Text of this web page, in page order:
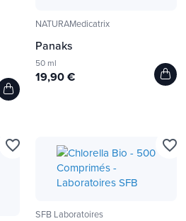
NATURAMedicatrix
Panaks
50 ml
19,90 €
favorite_border
SFB Laboratoires
favorite_border